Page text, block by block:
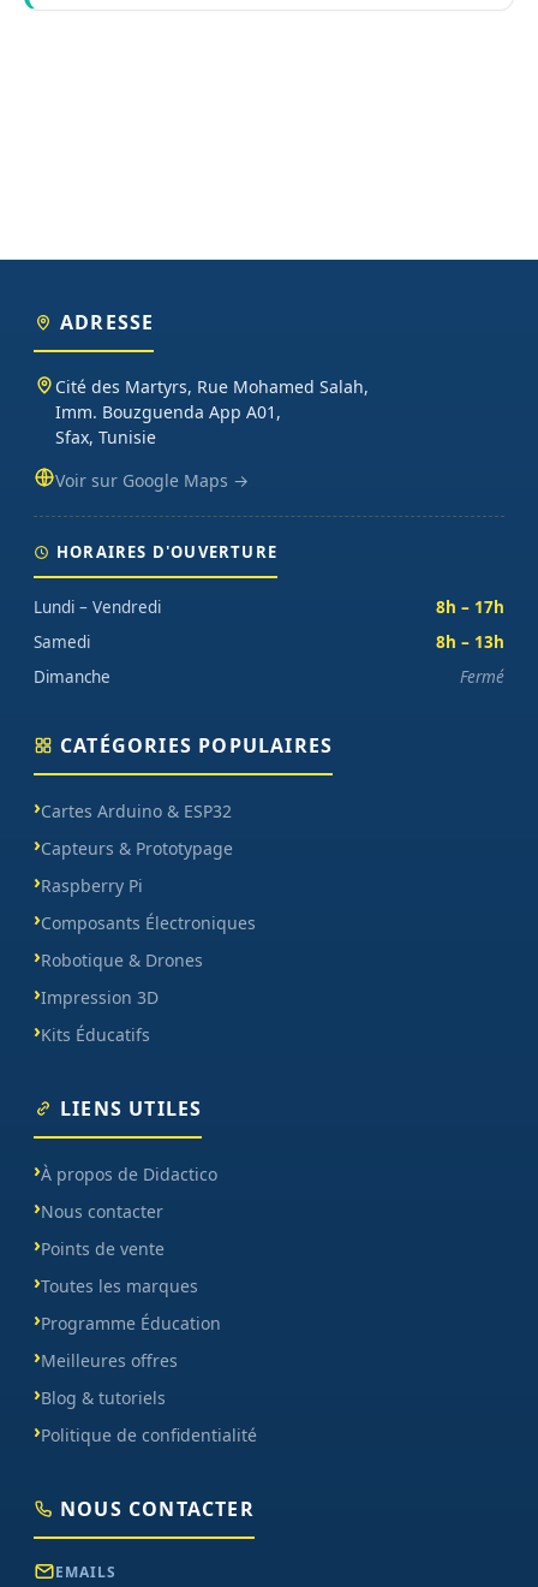
ADRESSE
Cité des Martyrs, Rue Mohamed Salah,
Imm. Bouzguenda App A01,
Sfax, Tunisie
Voir sur Google Maps →
HORAIRES D'OUVERTURE
Lundi – Vendredi
8h – 17h
Samedi
8h – 13h
Dimanche
Fermé
CATÉGORIES POPULAIRES
Cartes Arduino & ESP32
Capteurs & Prototypage
Raspberry Pi
Composants Électroniques
Robotique & Drones
Impression 3D
Kits Éducatifs
LIENS UTILES
À propos de Didactico
Nous contacter
Points de vente
Toutes les marques
Programme Éducation
Meilleures offres
Blog & tutoriels
Politique de confidentialité
NOUS CONTACTER
EMAILS